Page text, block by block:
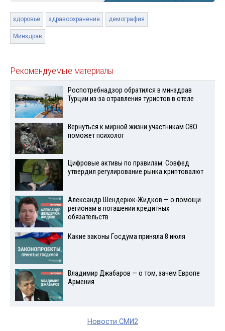
здоровье здравоохранение демография
Минздрав
Рекомендуемые материалы
Роспотребнадзор обратился в минздрав
Турции из-за отравления туристов в отеле
Вернуться к мирной жизни участникам СВО
поможет психолог
Цифровые активы по правилам: Совфед
утвердил регулирование рынка криптовалют
Александр Шендерюк-Жидков — о помощи
регионам в погашении кредитных
обязательств
Какие законы Госдума приняла 8 июля
Владимир Джабаров — о том, зачем Европе
Армения
Новости СМИ2